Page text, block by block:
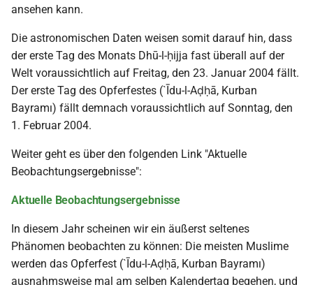
ansehen kann.
Die astronomischen Daten weisen somit darauf hin, dass
der erste Tag des Monats Dhū-l-ḥijja fast überall auf der
Welt voraussichtlich auf Freitag, den 23. Januar 2004 fällt.
Der erste Tag des Opferfestes (`Īdu-l-Aḍḥā, Kurban
Bayramı) fällt demnach voraussichtlich auf Sonntag, den
1. Februar 2004.
Weiter geht es über den folgenden Link "Aktuelle
Beobachtungsergebnisse":
Aktuelle Beobachtungsergebnisse
In diesem Jahr scheinen wir ein äußerst seltenes
Phänomen beobachten zu können: Die meisten Muslime
werden das Opferfest (`Īdu-l-Aḍḥā, Kurban Bayramı)
ausnahmsweise mal am selben Kalendertag begehen, und